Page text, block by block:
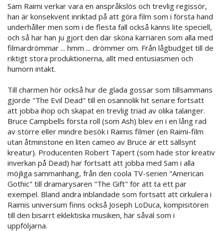
Sam Raimi verkar vara en anspråkslös och trevlig regissör,
han är konsekvent inriktad på att göra film som i första hand
underhåller men som i de flesta fall också känns lite speciell,
och så har han ju gjort den där sköna karriären som alla med
filmardrömmar ... hmm ... drömmer om. Från lågbudget till de
riktigt stora produktionerna, allt med entusiasmen och
humorn intakt.
Till charmen hör också hur de glada gossar som tillsammans
gjorde "The Evil Dead" till en osannolik hit senare fortsatt
att jobba ihop och skapat en trevlig triad av olika talanger.
Bruce Campbells första roll (som Ash) blev en i en lång rad
av större eller mindre besök i Raimis filmer (en Raimi-film
utan åtminstone en liten cameo av Bruce är ett sällsynt
kreatur). Producenten Robert Tapert (som hade stor kreativ
inverkan på Dead) har fortsatt att jobba med Sam i alla
möjliga sammanhang, från den coola TV-serien "American
Gothic" till dramarysaren "The Gift" för att ta ett par
exempel. Bland andra inblandade som fortsatt att cirkulera i
Raimis universum finns också Joseph LoDuca, kompisitören
till den bisarrt eklektiska musiken, här såväl som i
uppföljarna.